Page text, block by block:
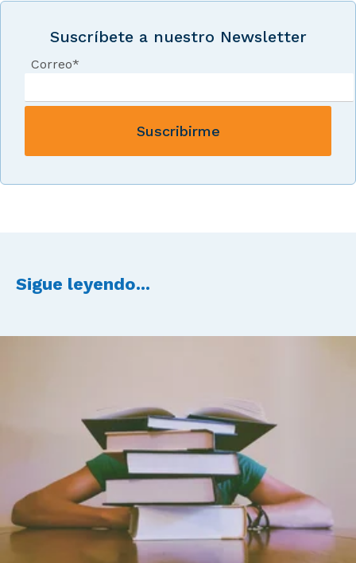
Suscríbete a nuestro Newsletter
Correo*
Sigue leyendo...